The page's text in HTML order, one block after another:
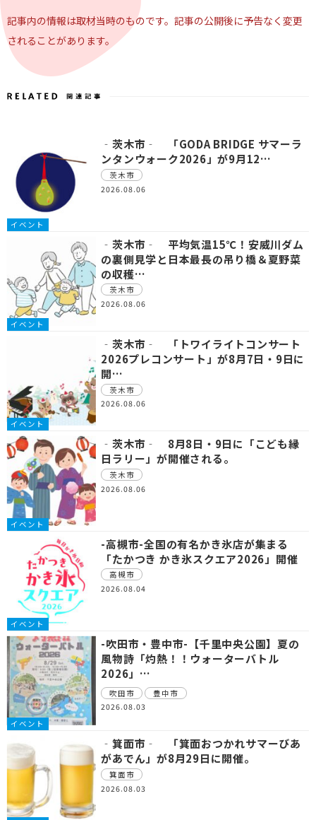
記事内の情報は取材当時のものです。記事の公開後に予告なく変更
されることがあります。
イベント
‐茨木市‐ 「GODA BRIDGE サマーラ
ンタンウォーク2026」が9月12…
茨木市
2026.08.06
イベント
‐茨木市‐ 平均気温15℃！安威川ダム
の裏側見学と日本最長の吊り橋＆夏野菜
の収穫…
茨木市
2026.08.06
イベント
‐茨木市‐ 「トワイライトコンサート
2026プレコンサート」が8月7日・9日に
開…
茨木市
2026.08.06
イベント
‐茨木市‐ 8月8日・9日に「こども縁
日ラリー」が開催される。
茨木市
2026.08.06
イベント
-高槻市-全国の有名かき氷店が集まる
「たかつき かき氷スクエア2026」開催
高槻市
2026.08.04
イベント
-吹田市・豊中市-【千里中央公園】夏の
風物詩「灼熱！！ウォーターバトル
2026」…
吹田市
豊中市
2026.08.03
‐箕面市‐ 「箕面おつかれサマーびあ
があでん」が8月29日に開催。
箕面市
2026.08.03